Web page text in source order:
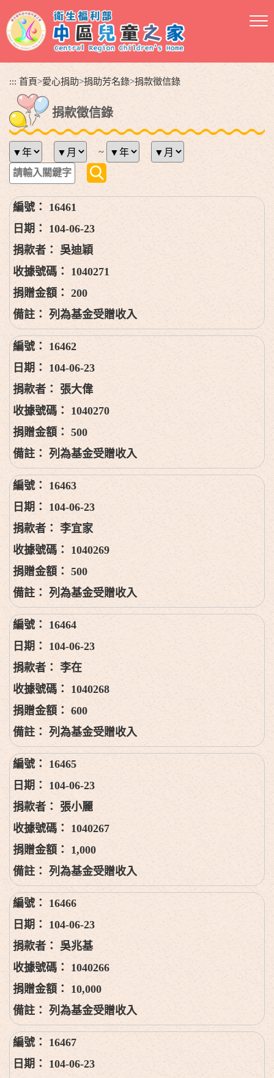
到
主
::: 首頁>愛心捐助>捐助芳名錄>捐款徵信錄
捐款徵信錄
~
16461
104-06-23
吳迪穎
1040271
200
列為基金受贈收入
16462
104-06-23
張大偉
1040270
500
列為基金受贈收入
16463
104-06-23
李宜家
1040269
500
列為基金受贈收入
16464
104-06-23
李在
1040268
600
列為基金受贈收入
16465
104-06-23
張小麗
1040267
1,000
列為基金受贈收入
16466
104-06-23
吳兆基
1040266
10,000
列為基金受贈收入
16467
104-06-23